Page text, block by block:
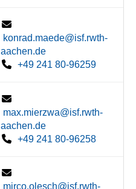
konrad.maede@isf.rwth-
aachen.de
+49 241 80-96259
max.mierzwa@isf.rwth-
aachen.de
+49 241 80-96258
mirco.olesch@isf.rwth-